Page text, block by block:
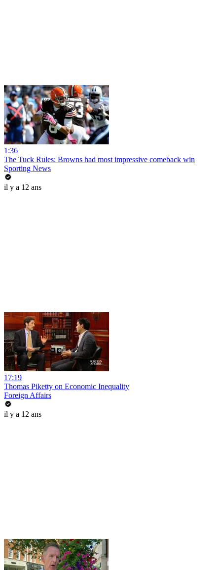
1:36
The Tuck Rules: Browns had most impressive comeback win
Sporting News
il y a 12 ans
17:19
Thomas Piketty on Economic Inequality
Foreign Affairs
il y a 12 ans